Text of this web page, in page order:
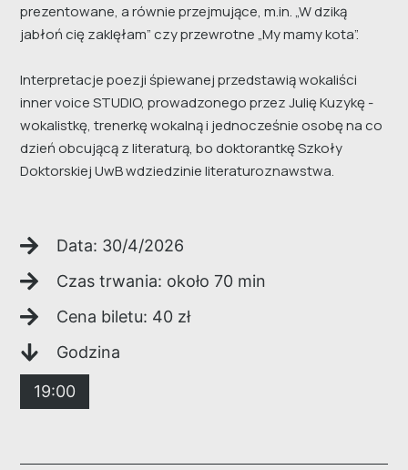
prezentowane, a równie przejmujące, m.in. „W dziką
jabłoń cię zaklęłam” czy przewrotne „My mamy kota”.
Interpretacje poezji śpiewanej przedstawią wokaliści
inner voice STUDIO, prowadzonego przez Julię Kuzykę -
wokalistkę, trenerkę wokalną i jednocześnie osobę na co
dzień obcującą z literaturą, bo doktorantkę Szkoły
Doktorskiej UwB wdziedzinie literaturoznawstwa.
Data: 30/4/2026
Czas trwania: około 70 min
Cena biletu: 40 zł
Godzina
19:00